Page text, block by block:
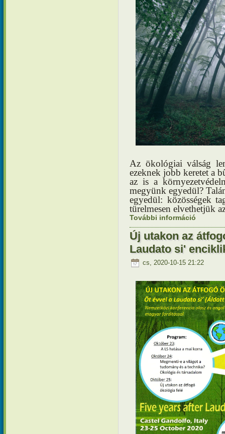
Az ökológiai válság
ezeknek jobb keretet a
az is a
megyünk egyedül?
egyedül: közösségek
türelmesen elvethetjük
További információ
Új utakon az
Laudato si'
cs, 2020-10-15 21:22